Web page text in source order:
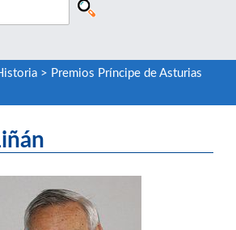
> Premios Príncipe de Asturias